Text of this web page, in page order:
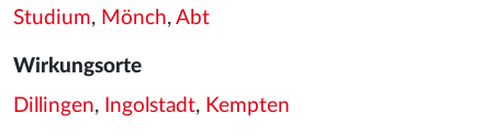
Studium, Mönch, Abt
Wirkungsorte
Dillingen, Ingolstadt, Kempten